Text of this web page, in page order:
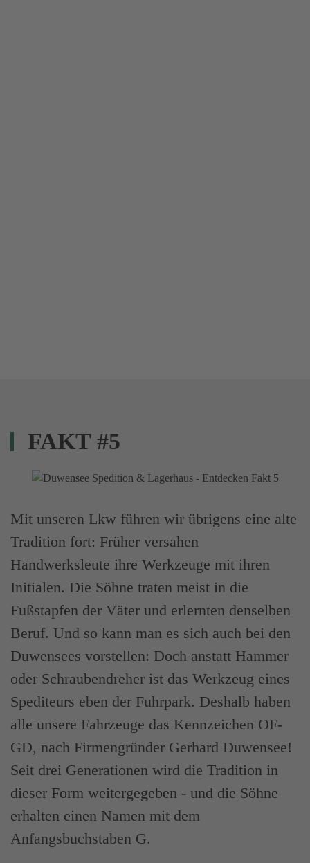
FAKT #5
Mit unseren Lkw führen wir übrigens eine alte
Tradition fort: Früher versahen
Handwerksleute ihre Werkzeuge mit ihren
Initialen. Die Söhne traten meist in die
Fußstapfen der Väter und erlernten denselben
Beruf. Und so kann man es sich auch bei den
Duwensees vorstellen: Doch anstatt Hammer
oder Schraubendreher ist das Werkzeug eines
Spediteurs eben der Fuhrpark. Deshalb haben
alle unsere Fahrzeuge das Kennzeichen OF-
GD, nach Firmengründer Gerhard Duwensee!
Seit drei Generationen wird die Tradition in
dieser Form weitergegeben - und die Söhne
erhalten einen Namen mit dem
Anfangsbuchstaben G.